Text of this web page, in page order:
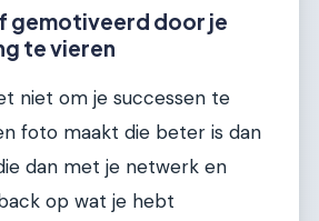
gemotiveerd door je
te vieren
niet om je successen te
foto maakt die beter is dan
dan met je netwerk en
op wat je hebt